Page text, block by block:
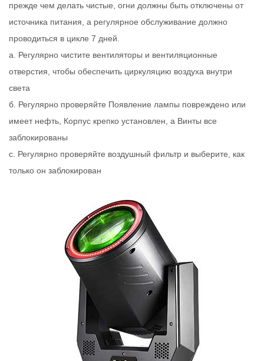
прежде чем делать чистые, огни должны быть отключены от
источника питания, а регулярное обслуживание должно
проводиться в цикле 7 дней.
a. Регулярно чистите вентиляторы и вентиляционные
отверстия, чтобы обеспечить циркуляцию воздуха внутри
света
б. Регулярно проверяйте Появление лампы повреждено или
имеет нефть, Корпус крепко установлен, а Винты все
заблокированы
c. Регулярно проверяйте воздушный фильтр и выберите, как
только он заблокирован